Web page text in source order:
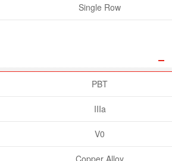
Single Row
PBT
IIIa
V0
Copper Alloy